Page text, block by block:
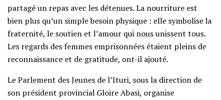
partagé un repas avec les détenues. La nourriture est
bien plus qu’un simple besoin physique : elle symbolise la
fraternité, le soutien et l’amour qui nous unissent tous.
Les regards des femmes emprisonnées étaient pleins de
reconnaissance et de gratitude, ont-il ajouté.
Le Parlement des Jeunes de l’Ituri, sous la direction de
son président provincial Gloire Abasi, organise